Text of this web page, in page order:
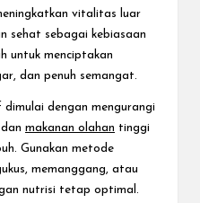
vitalitas luar
sehat sebagai kebiasaan
untuk menciptakan
dan penuh semangat.
dengan mengurangi
makanan olahan tinggi
Gunakan metode
memanggang, atau
nutrisi tetap optimal.